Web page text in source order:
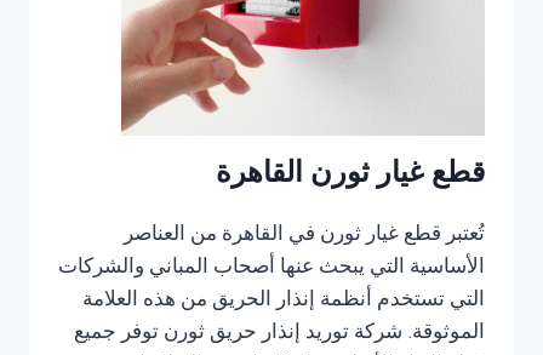
قطع غيار ثورن القاهرة
تُعتبر قطع غيار ثورن في القاهرة من العناصر
الأساسية التي يبحث عنها أصحاب المباني والشركات
التي تستخدم أنظمة إنذار الحريق من هذه العلامة
الموثوقة. شركة توريد إنذار حريق ثورن توفر جميع